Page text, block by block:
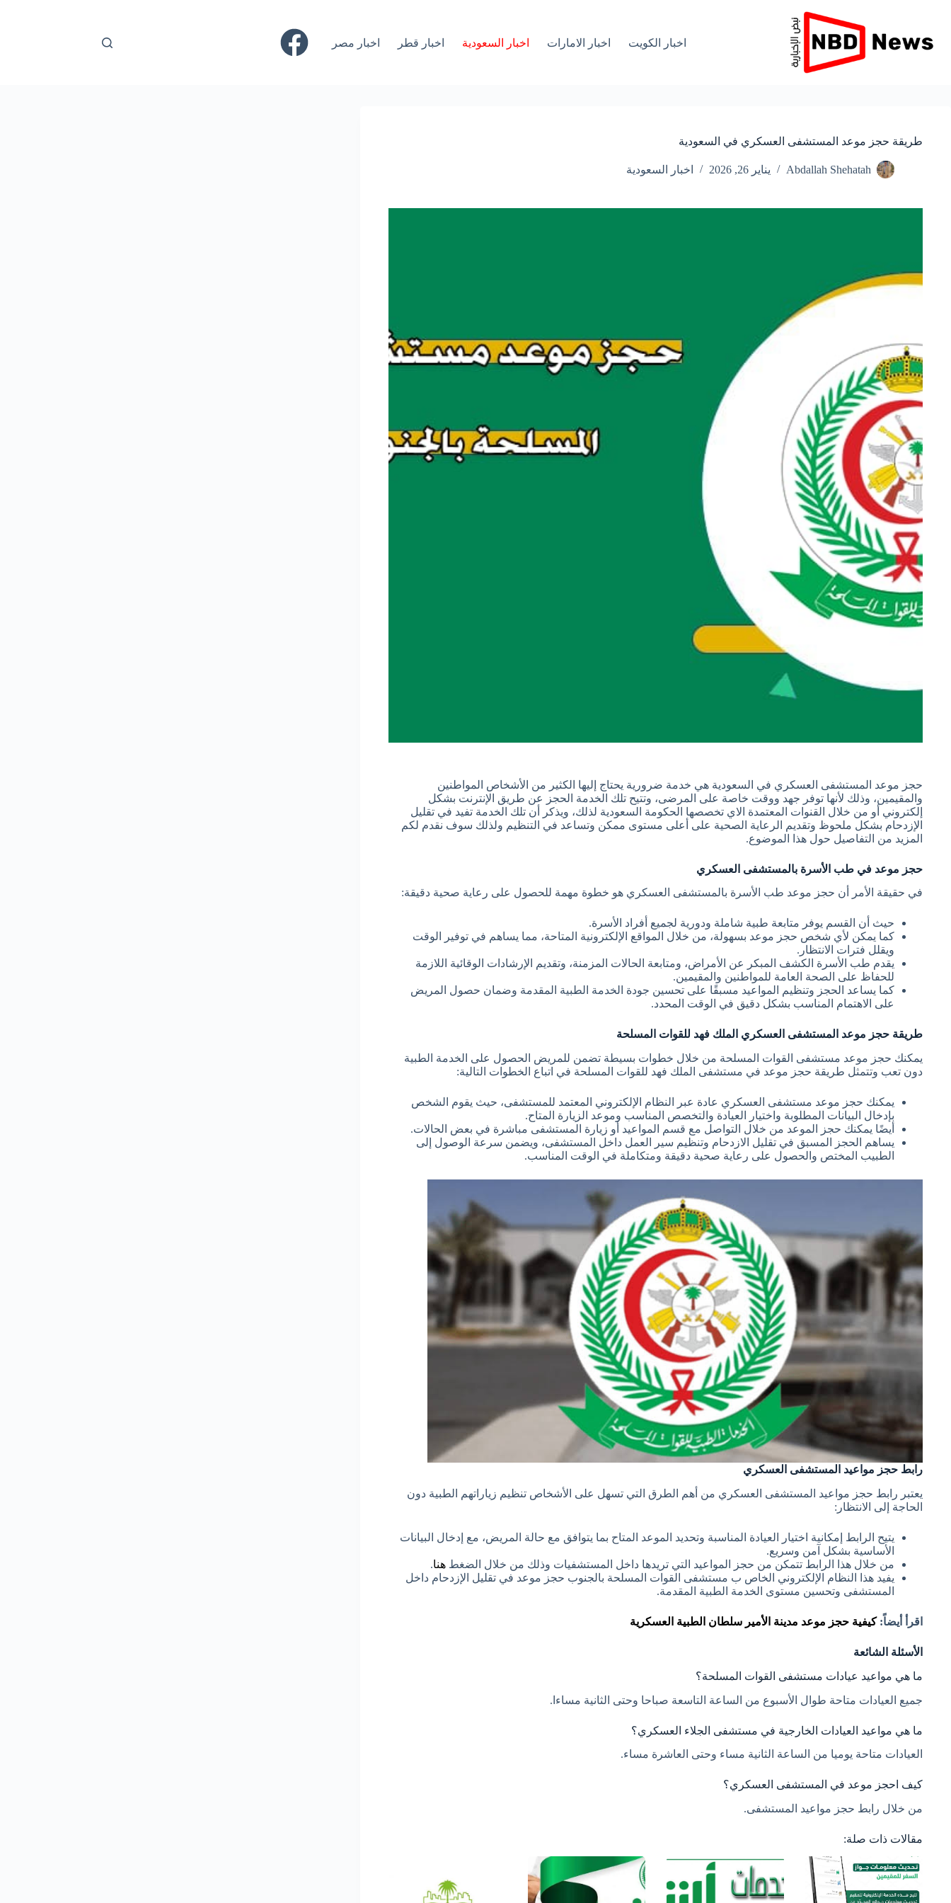
اخبار الكويت اخبار الامارات اخبار السعودية اخبار قطر اخبار مصر
طريقة حجز موعد المستشفى العسكري في السعودية
Abdallah Shehatah يناير 26, 2026 اخبار السعودية
حجز موعد المستشفى العسكري في السعودية هي خدمة ضرورية يحتاج إليها الكثير من الأشخاص المواطنين
والمقيمين، وذلك لأنها توفر جهد ووقت خاصة على المرضى، وتتيح تلك الخدمة الحجز عن طريق الإنترنت بشكل
إلكتروني أو من خلال القنوات المعتمدة الاي تخصصها الحكومة السعودية لذلك، ويذكر أن تلك الخدمة تفيد في تقليل
الإزدحام بشكل ملحوظ وتقديم الرعاية الصحية على أعلى مستوى ممكن وتساعد في التنظيم ولذلك سوف نقدم لكم
المزيد من التفاصيل حول هذا الموضوع.
حجز موعد في طب الأسرة بالمستشفى العسكري
في حقيقة الأمر أن حجز موعد طب الأسرة بالمستشفى العسكري هو خطوة مهمة للحصول على رعاية صحية دقيقة:
حيث أن القسم يوفر متابعة طبية شاملة ودورية لجميع أفراد الأسرة.
كما يمكن لأي شخص حجز موعد بسهولة، من خلال المواقع الإلكترونية المتاحة، مما يساهم في توفير الوقت
ويقلل فترات الانتظار.
يقدم طب الأسرة الكشف المبكر عن الأمراض، ومتابعة الحالات المزمنة، وتقديم الإرشادات الوقائية اللازمة
للحفاظ على الصحة العامة للمواطنين والمقيمين.
كما يساعد الحجز وتنظيم المواعيد مسبقًا على تحسين جودة الخدمة الطبية المقدمة وضمان حصول المريض
على الاهتمام المناسب بشكل دقيق في الوقت المحدد.
طريقة حجز موعد المستشفى العسكري الملك فهد للقوات المسلحة
يمكنك حجز موعد مستشفى القوات المسلحة من خلال خطوات بسيطة تضمن للمريض الحصول على الخدمة الطبية
دون تعب وتتمثل طريقة حجز موعد في مستشفى الملك فهد للقوات المسلحة في اتباع الخطوات التالية:
يمكنك حجز موعد مستشفى العسكري عادة عبر النظام الإلكتروني المعتمد للمستشفى، حيث يقوم الشخص
بإدخال البيانات المطلوبة واختيار العيادة والتخصص المناسب وموعد الزيارة المتاح.
أيضًا يمكنك حجز الموعد من خلال التواصل مع قسم المواعيد أو زيارة المستشفى مباشرة في بعض الحالات.
يساهم الحجز المسبق في تقليل الازدحام وتنظيم سير العمل داخل المستشفى، ويضمن سرعة الوصول إلى
الطبيب المختص والحصول على رعاية صحية دقيقة ومتكاملة في الوقت المناسب.
رابط حجز مواعيد المستشفى العسكري
يعتبر رابط حجز مواعيد المستشفى العسكري من أهم الطرق التي تسهل على الأشخاص تنظيم زياراتهم الطبية دون
الحاجة إلى الانتظار:
يتيح الرابط إمكانية اختيار العيادة المناسبة وتحديد الموعد المتاح بما يتوافق مع حالة المريض، مع إدخال البيانات
الأساسية بشكل آمن وسريع.
من خلال هذا الرابط تتمكن من حجز المواعيد التي تريدها داخل المستشفيات وذلك من خلال الضغط هنا.
يفيد هذا النظام الإلكتروني الخاص ب مستشفى القوات المسلحة بالجنوب حجز موعد في تقليل الإزدحام داخل
المستشفى وتحسين مستوى الخدمة الطبية المقدمة.
اقرأ أيضاً:كيفية حجز موعد مدينة الأمير سلطان الطبية العسكرية
الأسئلة الشائعة
ما هي مواعيد عيادات مستشفى القوات المسلحة؟
جميع العيادات متاحة طوال الأسبوع من الساعة التاسعة صباحا وحتى الثانية مساءا.
ما هي مواعيد العيادات الخارجية في مستشفى الجلاء العسكري؟
العيادات متاحة يوميا من الساعة الثانية مساء وحتى العاشرة مساء.
كيف احجز موعد في المستشفى العسكري؟
من خلال رابط حجز مواعيد المستشفى.
مقالات ذات صلة: